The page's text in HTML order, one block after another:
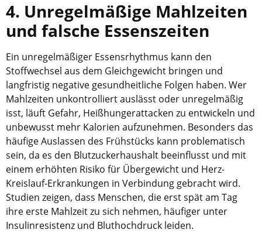
4. Unregelmäßige Mahlzeiten
und falsche Essenszeiten
Ein unregelmäßiger Essensrhythmus kann den
Stoffwechsel aus dem Gleichgewicht bringen und
langfristig negative gesundheitliche Folgen haben. Wer
Mahlzeiten unkontrolliert auslässt oder unregelmäßig
isst, läuft Gefahr, Heißhungerattacken zu entwickeln und
unbewusst mehr Kalorien aufzunehmen. Besonders das
häufige Auslassen des Frühstücks kann problematisch
sein, da es den Blutzuckerhaushalt beeinflusst und mit
einem erhöhten Risiko für Übergewicht und Herz-
Kreislauf-Erkrankungen in Verbindung gebracht wird.
Studien zeigen, dass Menschen, die erst spät am Tag
ihre erste Mahlzeit zu sich nehmen, häufiger unter
Insulinresistenz und Bluthochdruck leiden.